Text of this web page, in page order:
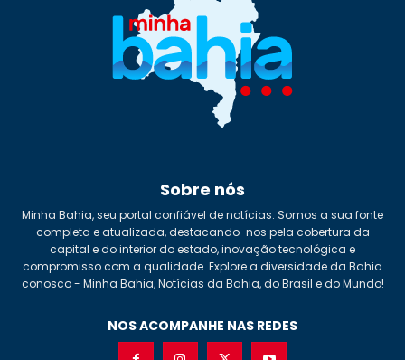
Sobre nós
Minha Bahia, seu portal confiável de notícias. Somos a sua fonte
completa e atualizada, destacando-nos pela cobertura da
capital e do interior do estado, inovação tecnológica e
compromisso com a qualidade. Explore a diversidade da Bahia
conosco - Minha Bahia, Notícias da Bahia, do Brasil e do Mundo!
NOS ACOMPANHE NAS REDES